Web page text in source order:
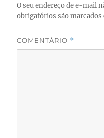
O seu endereço de e-mail
obrigatórios são marcados
COMENTÁRIO *